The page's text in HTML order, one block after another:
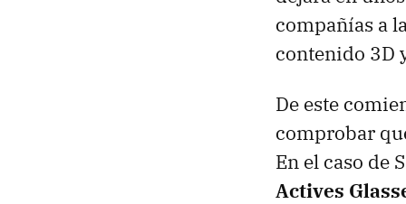
compañías a
contenido 3D
De este
comprobar
En el caso de
Actives